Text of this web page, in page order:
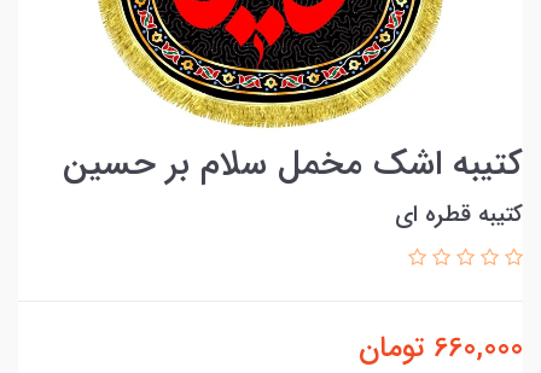
کتیبه اشک مخمل سلام بر حسین
کتیبه قطره ای
660,000 تومان